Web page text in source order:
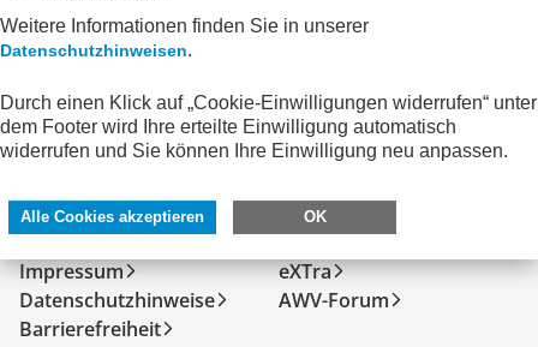
Kontakt
Impressum
Datenschutzhinweise
Barrierefreiheit
FeRD
eXTra
AWV-Forum
Weitere Informationen finden Sie in unserer
Datenschutzhinweisen.
Durch einen Klick auf „Cookie-Einwilligungen widerrufen“ unter
dem Footer wird Ihre erteilte Einwilligung automatisch
widerrufen und Sie können Ihre Einwilligung neu anpassen.
Alle Cookies akzeptieren OK